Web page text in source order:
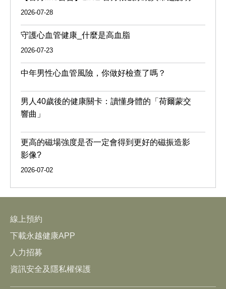
2026-07-28
守護心血管健康_什麼是高血脂
2026-07-23
中年男性心血管風險，你做好檢查了嗎？
男人40歲後的健康關卡：讀懂身體的「荷爾蒙交
響曲」
更高的磁場強度是否一定會得到更好的磁振造影
影像?
2026-07-02
線上預約
下載永越健康APP
人力招募
資訊安全及隱私權保護